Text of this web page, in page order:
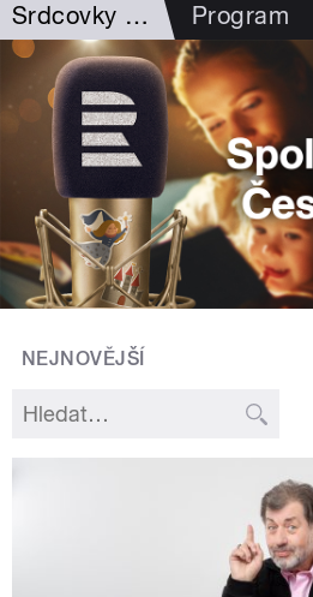
Srdcovky Zdeňka Junáka Program
NEJNOVĚJŠÍ